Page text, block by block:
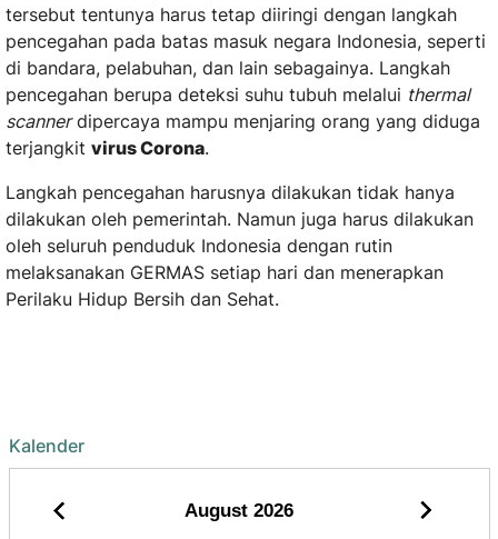
tersebut tentunya harus tetap diiringi dengan langkah
pencegahan pada batas masuk negara Indonesia, seperti
di bandara, pelabuhan, dan lain sebagainya. Langkah
pencegahan berupa deteksi suhu tubuh melalui thermal
scannerdipercaya mampu menjaring orang yang diduga
terjangkit virus Corona.
Langkah pencegahan harusnya dilakukan tidak hanya
dilakukan oleh pemerintah. Namun juga harus dilakukan
oleh seluruh penduduk Indonesia dengan rutin
melaksanakan GERMAS setiap hari dan menerapkan
Perilaku Hidup Bersih dan Sehat.
Kalender
August 2026